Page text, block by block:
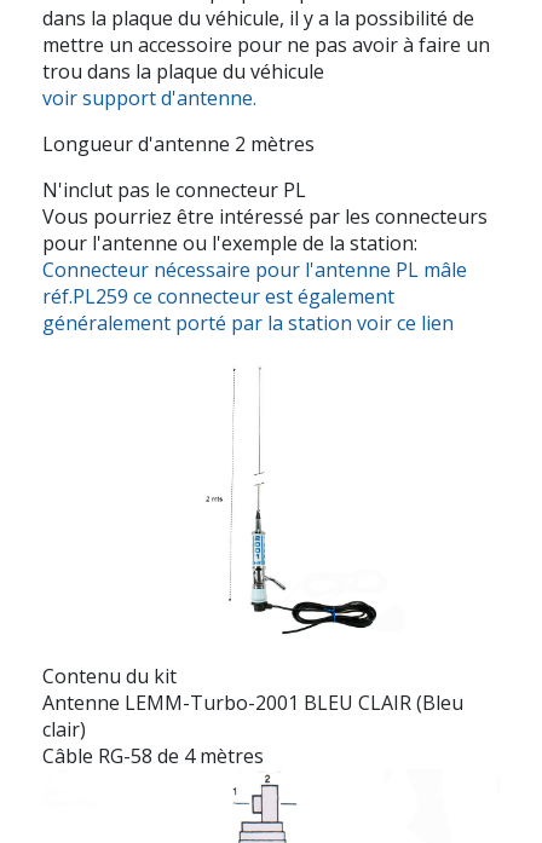
dans la plaque du véhicule, il y a la possibilité de
mettre un accessoire pour ne pas avoir à faire un
trou dans la plaque du véhicule
voir support d'antenne.
Longueur d'antenne 2 mètres
N'inclut pas le connecteur PL
Vous pourriez être intéressé par les connecteurs
pour l'antenne ou l'exemple de la station:
Connecteur nécessaire pour l'antenne PL mâle
réf.PL259 ce connecteur est également
généralement porté par la station voir ce lien
Contenu du kit
Antenne LEMM-Turbo-2001 BLEU CLAIR (Bleu
clair)
Câble RG-58 de 4 mètres